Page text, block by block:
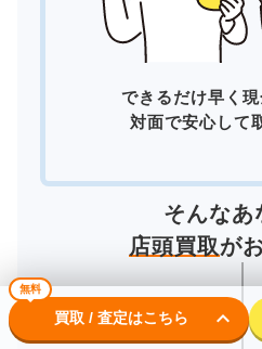
できるだけ早く現
対面で安心して
そんなあ
店頭買取が
無料
買取 / 査定はこちら keyboard_arrow_down